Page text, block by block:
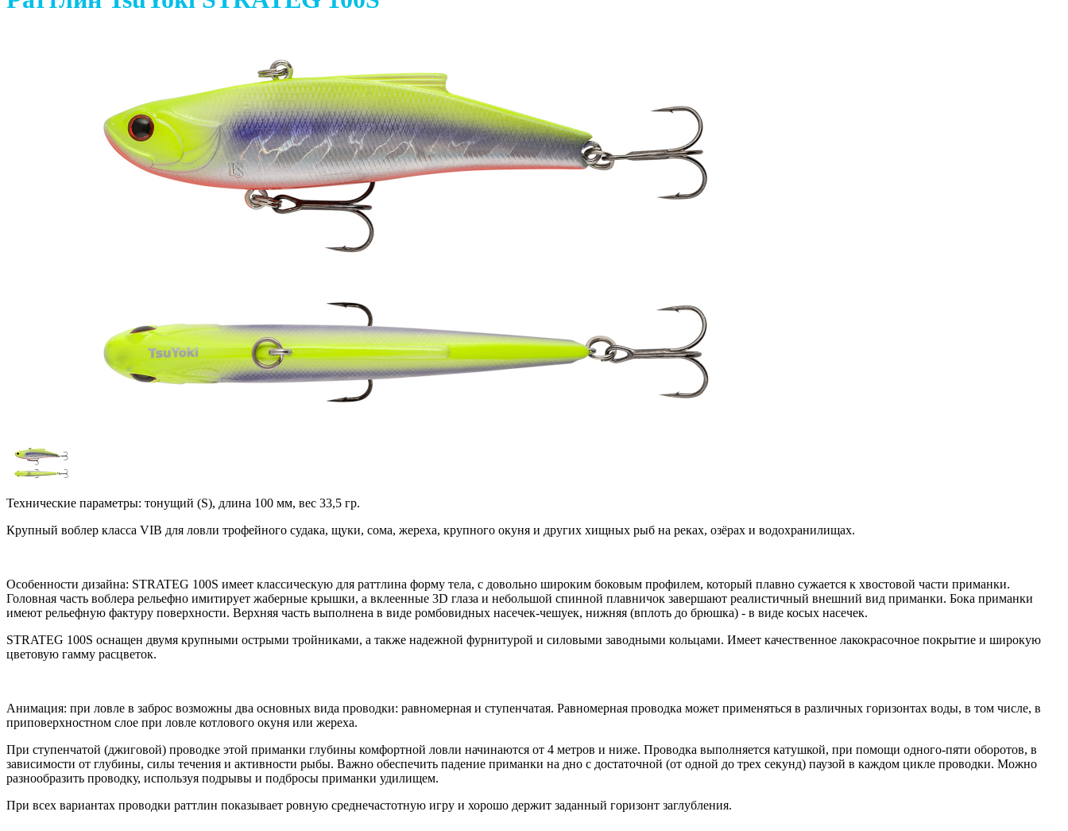
Технические параметры: тонущий (S), длина 100 мм, вес 33,5 гр.
Крупный воблер класса VIB для ловли трофейного судака, щуки, сома, жереха, крупного окуня и других хищных рыб на реках, озёрах и водохранилищах.
Особенности дизайна: STRATEG 100S имеет классическую для раттлина форму тела, с довольно широким боковым профилем, который плавно сужается к хвостовой части приманки.
Головная часть воблера рельефно имитирует жаберные крышки, а вклеенные 3D глаза и небольшой спинной плавничок завершают реалистичный внешний вид приманки. Бока приманки
имеют рельефную фактуру поверхности. Верхняя часть выполнена в виде ромбовидных насечек-чешуек, нижняя (вплоть до брюшка) - в виде косых насечек.
STRATEG 100S оснащен двумя крупными острыми тройниками, а также надежной фурнитурой и силовыми заводными кольцами. Имеет качественное лакокрасочное покрытие и широкую
цветовую гамму расцветок.
Анимация: при ловле в заброс возможны два основных вида проводки: равномерная и ступенчатая. Равномерная проводка может применяться в различных горизонтах воды, в том числе, в
приповерхностном слое при ловле котлового окуня или жереха.
При ступенчатой (джиговой) проводке этой приманки глубины комфортной ловли начинаются от 4 метров и ниже. Проводка выполняется катушкой, при помощи одного-пяти оборотов, в
зависимости от глубины, силы течения и активности рыбы. Важно обеспечить падение приманки на дно с достаточной (от одной до трех секунд) паузой в каждом цикле проводки. Можно
разнообразить проводку, используя подрывы и подбросы приманки удилищем.
При всех вариантах проводки раттлин показывает ровную среднечастотную игру и хорошо держит заданный горизонт заглубления.